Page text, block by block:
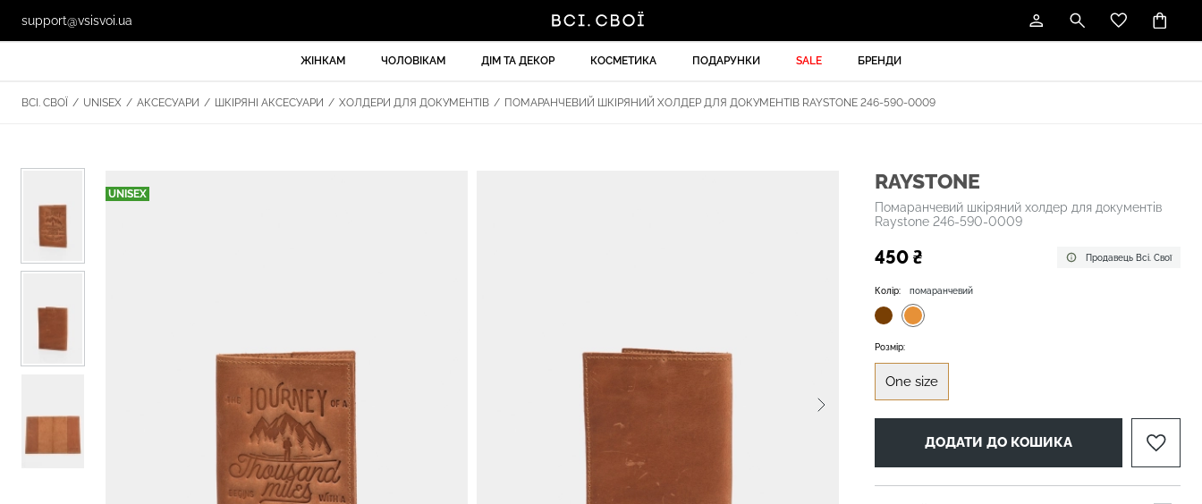
support@vsisvoi.ua
ЖІНКАМ ЧОЛОВІКАМ ДІМ ТА ДЕКОР КОСМЕТИКА ПОДАРУНКИ SALE БРЕНДИ
ВСІ. СВОЇ / UNISEX / АКСЕСУАРИ / ШКІРЯНІ АКСЕСУАРИ / ХОЛДЕРИ ДЛЯ ДОКУМЕНТІВ / ПОМАРАНЧЕВИЙ ШКІРЯНИЙ ХОЛДЕР ДЛЯ ДОКУМЕНТІВ RAYSTONE 246-590-0009
UNISEX
RAYSTONE
Помаранчевий шкіряний холдер для документів
Raystone 246-590-0009
450 ₴ Продавець Всі. Свої
Колір: помаранчевий
Розмір:
One size
ДОДАТИ ДО КОШИКА